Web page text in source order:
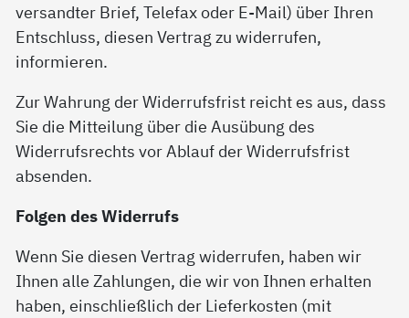
versandter Brief, Telefax oder E-Mail) über Ihren
Entschluss, diesen Vertrag zu widerrufen,
informieren.
Zur Wahrung der Widerrufsfrist reicht es aus, dass
Sie die Mitteilung über die Ausübung des
Widerrufsrechts vor Ablauf der Widerrufsfrist
absenden.
Folgen des Widerrufs
Wenn Sie diesen Vertrag widerrufen, haben wir
Ihnen alle Zahlungen, die wir von Ihnen erhalten
haben, einschließlich der Lieferkosten (mit